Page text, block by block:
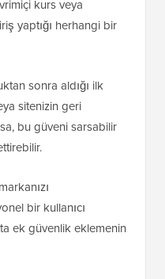
kurs veya
yaptığı herhangi bir
sonra aldığı ilk
sitenizin geri
bu güveni sarsabilir
bir kullanıcı
ek güvenlik eklemenin